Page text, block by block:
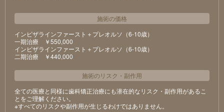
施術の価格
インビザラインファースト＋プレオルソ（6-10歳）
⼀期治療 ￥550,000
インビザラインファースト＋プレオルソ（6-10歳）
⼆期治療 ￥440,000
施術のリスク ・ 副作用
全ての医療と同様に歯科矯正治療にも潜在的なリスク・副作用があるこ
とをご理解ください。
※すべてのリスクや副作用が生じるわけではありません。